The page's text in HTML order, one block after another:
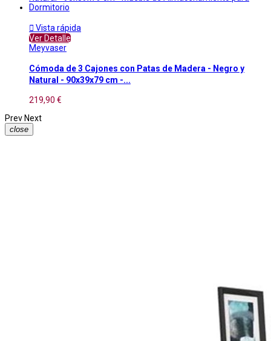
 Vista rápida
Ver Detalle
Meyvaser
Cómoda de 3 Cajones con Patas de Madera - Negro y
Natural - 90x39x79 cm -...
219,90 €
Prev Next
close